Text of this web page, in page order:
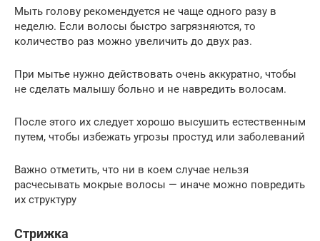
Мыть голову рекомендуется не чаще одного разу в
неделю. Если волосы быстро загрязняются, то
количество раз можно увеличить до двух раз.
При мытье нужно действовать очень аккуратно, чтобы
не сделать малышу больно и не навредить волосам.
После этого их следует хорошо высушить естественным
путем, чтобы избежать угрозы простуд или заболеваний
Важно отметить, что ни в коем случае нельзя
расчесывать мокрые волосы — иначе можно повредить
их структуру
Стрижка